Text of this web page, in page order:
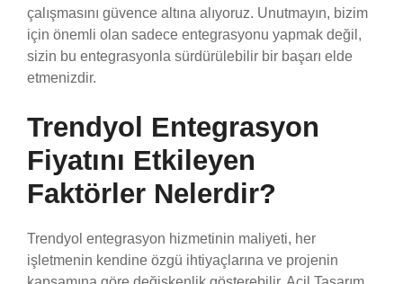
çalışmasını güvence altına alıyoruz. Unutmayın, bizim
için önemli olan sadece entegrasyonu yapmak değil,
sizin bu entegrasyonla sürdürülebilir bir başarı elde
etmenizdir.
Trendyol Entegrasyon
Fiyatını Etkileyen
Faktörler Nelerdir?
Trendyol entegrasyon hizmetinin maliyeti, her
işletmenin kendine özgü ihtiyaçlarına ve projenin